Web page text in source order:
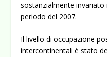
sostanzialmente invariato
periodo del 2007.
Il livello di occupazione
intercontinentali è stato